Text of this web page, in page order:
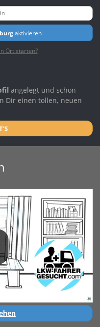
aktivieren
Ort starten?
angelegt und schon
Dir einen tollen, neuen